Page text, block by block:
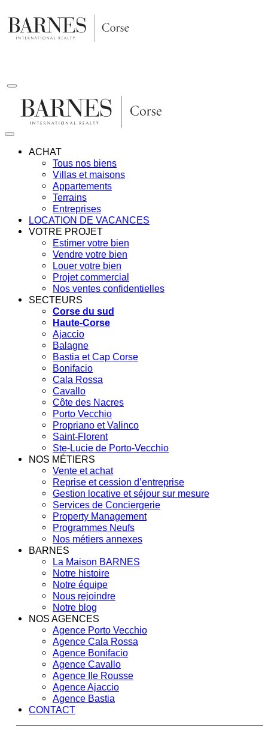
au
contenu
ACHAT
Tous nos biens
Villas et maisons
Appartements
Terrains
Entreprises
LOCATION DE VACANCES
VOTRE PROJET
Estimer votre bien
Vendre votre bien
Louer votre bien
Projet commercial
Nos ventes confidentielles
SECTEURS
Corse du sud
Haute-Corse
Ajaccio
Balagne
Bastia et Cap Corse
Bonifacio
Cala Rossa
Cavallo
Côte des Nacres
Porto Vecchio
Propriano et Valinco
Saint-Florent
Ste-Lucie de Porto-Vecchio
NOS MÉTIERS
Vente et achat
Reprise et cession d’entreprise
Gestion locative et séjour sur mesure
Services de Conciergerie
Property Management
Programmes Neufs
Nos métiers annexes
BARNES
La Maison BARNES
Notre histoire
Notre équipe
Nous rejoindre
Notre blog
NOS AGENCES
Agence Porto Vecchio
Agence Cala Rossa
Agence Bonifacio
Agence Cavallo
Agence Ile Rousse
Agence Ajaccio
Agence Bastia
CONTACT